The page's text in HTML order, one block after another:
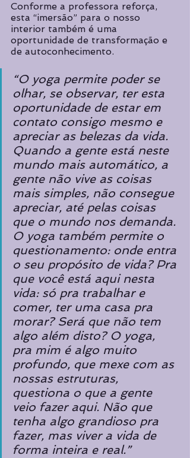
Conforme a professora reforça,
esta “imersão” para o nosso
interior também é uma
oportunidade de transformação e
de autoconhecimento.
“O yoga permite poder se
olhar, se observar, ter esta
oportunidade de estar em
contato consigo mesmo e
apreciar as belezas da vida.
Quando a gente está neste
mundo mais automático, a
gente não vive as coisas
mais simples, não consegue
apreciar, até pelas coisas
que o mundo nos demanda.
O yoga também permite o
questionamento: onde entra
o seu propósito de vida? Pra
que você está aqui nesta
vida: só pra trabalhar e
comer, ter uma casa pra
morar? Será que não tem
algo além disto? O yoga,
pra mim é algo muito
profundo, que mexe com as
nossas estruturas,
questiona o que a gente
veio fazer aqui. Não que
tenha algo grandioso pra
fazer, mas viver a vida de
forma inteira e real.”